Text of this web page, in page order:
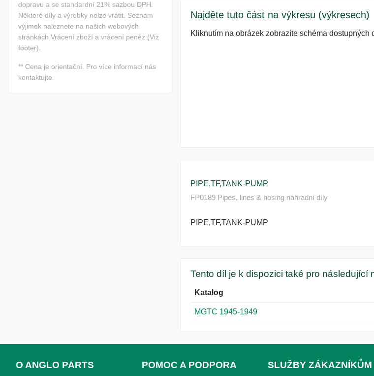
dopravu a se standardní 21% sazbou DPH.
Některé díly a výrobky nelze vrátit. Seznam
výjimek naleznete na našich webových
stránkách Vrácení zboží a vrácení peněz (Viz
footer).
** Cena je orientační. Pro více informací nás
kontaktujte.
Najděte tuto část na výkresu (výkresech)
Kliknutím na obrázek zobrazíte schéma
PIPE,TF,TANK-PUMP
FP0189 Pipes, lines & hosing náhradní díly
PIPE,TF,TANK-PUMP
Tento díl je k dispozici také pro následující
Katalog
MGTC 1945-1949
O ANGLO PARTS POMOC A PODPORA SLUŽBY ZÁKAZNÍKŮM